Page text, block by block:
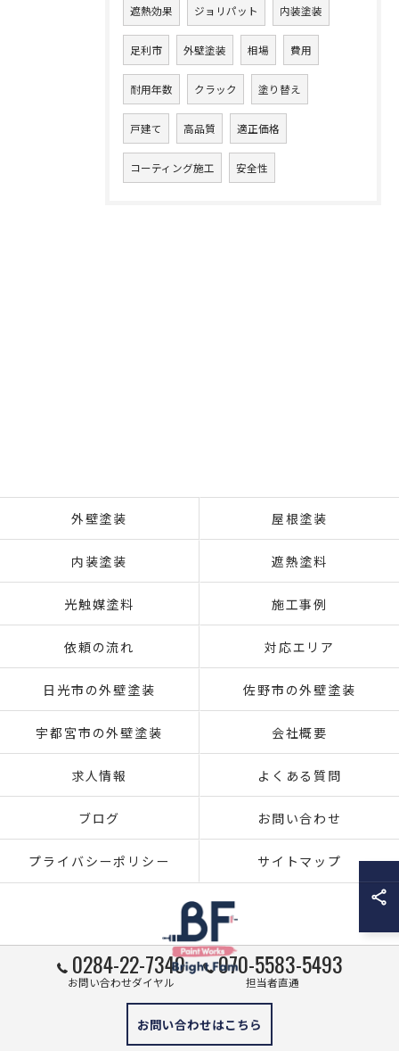
遮熱効果 ジョリパット 内装塗装
足利市 外壁塗装 相場 費用
耐用年数 クラック 塗り替え
戸建て 高品質 適正価格
コーティング施工 安全性
0284-22-7340
お問い合わせダイヤル
070-5583-5493
担当者直通
お問い合わせはこちら
外壁塗装 屋根塗装
内装塗装 遮熱塗料
光触媒塗料 施工事例
依頼の流れ 対応エリア
日光市の外壁塗装 佐野市の外壁塗装
宇都宮市の外壁塗装 会社概要
求人情報 よくある質問
ブログ お問い合わせ
プライバシーポリシー サイトマップ
© 2026 栃木県足利市の外壁塗装ならブライト・ファム株式会社 ALL RIGHTS